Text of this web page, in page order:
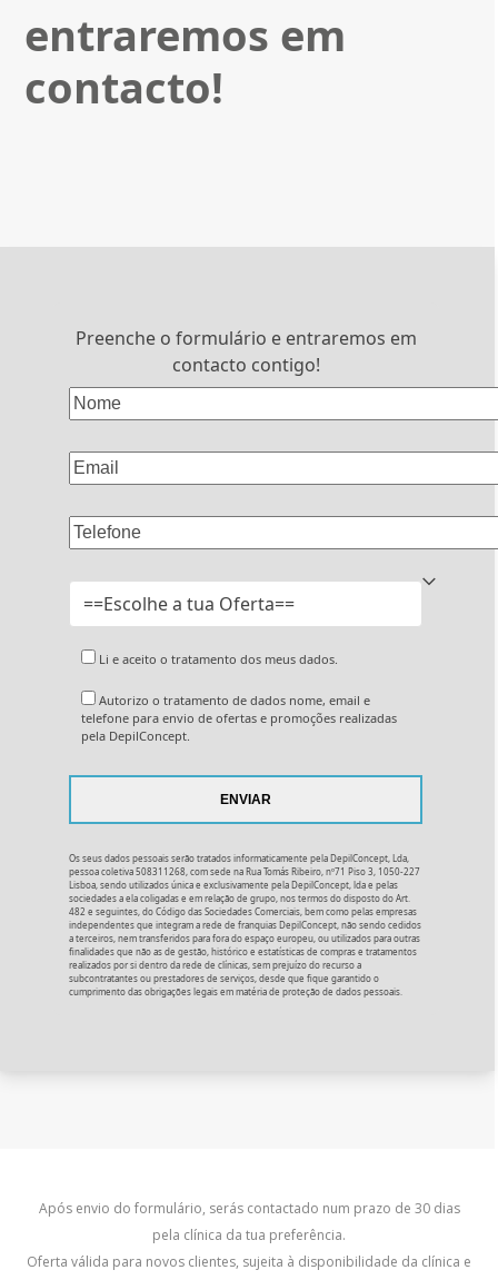
entraremos em
contacto!
Preenche o formulário e entraremos em
contacto contigo!
Li e aceito o tratamento dos meus dados.
Autorizo o tratamento de dados nome, email e
telefone para envio de ofertas e promoções realizadas
pela DepilConcept.
Os seus dados pessoais serão tratados informaticamente pela DepilConcept, Lda,
pessoa coletiva 508311268, com sede na Rua Tomás Ribeiro, nº71 Piso 3, 1050-227
Lisboa, sendo utilizados única e exclusivamente pela DepilConcept, lda e pelas
sociedades a ela coligadas e em relação de grupo, nos termos do disposto do Art.
482 e seguintes, do Código das Sociedades Comerciais, bem como pelas empresas
independentes que integram a rede de franquias DepilConcept, não sendo cedidos
a terceiros, nem transferidos para fora do espaço europeu, ou utilizados para outras
finalidades que não as de gestão, histórico e estatísticas de compras e tratamentos
realizados por si dentro da rede de clínicas, sem prejuízo do recurso a
subcontratantes ou prestadores de serviços, desde que fique garantido o
cumprimento das obrigações legais em matéria de proteção de dados pessoais.
Após envio do formulário, serás contactado num prazo de 30 dias
pela clínica da tua preferência.
Oferta válida para novos clientes, sujeita à disponibilidade da clínica e